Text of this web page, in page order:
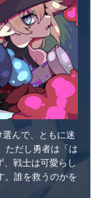
んで、ともに迷
ただし勇者は「は
、戦士は可愛らし
。誰を救うのかを